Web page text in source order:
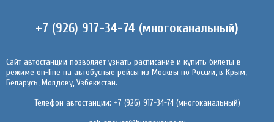
+7 (926) 917-34-74 (многоканальный)
Сайт автостанции позволяет узнать расписание и купить билеты в
режиме on-line на автобусные рейсы из Москвы по России, в Крым,
Беларусь, Молдову, Узбекистан.
Телефон автостанции: +7 (926) 917-34-74 (многоканальный)